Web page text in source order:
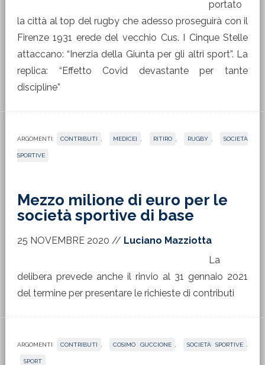
portato
la città al top del rugby che adesso proseguirà con il
Firenze 1931 erede del vecchio Cus. I Cinque Stelle
attaccano: “Inerzia della Giunta per gli altri sport”. La
replica: “Effetto Covid devastante per tante
discipline”
ARGOMENTI: CONTRIBUTI MEDICEI RITIRO RUGBY SOCIETÀ
SPORTIVE
Mezzo milione di euro per le
società sportive di base
25 NOVEMBRE 2020 // Luciano Mazziotta
La
delibera prevede anche il rinvio al 31 gennaio 2021
del termine per presentare le richieste di contributi
ARGOMENTI: CONTRIBUTI COSIMO GUCCIONE SOCIETÀ SPORTIVE
SPORT